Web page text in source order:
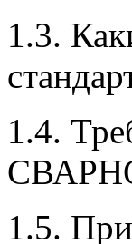
1.3.
1.4.
1.5.